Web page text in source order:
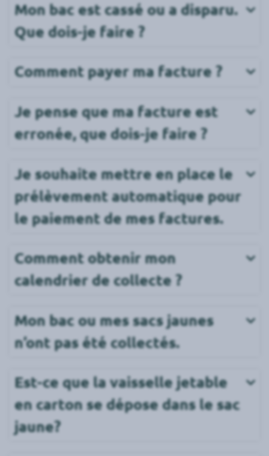
Mon bac est cassé ou a disparu.
Que dois-je faire ?
Comment payer ma facture ?
Je pense que ma facture est
erronée, que dois-je faire ?
Je souhaite mettre en place le
prélèvement automatique pour
le paiement de mes factures.
Comment obtenir mon
calendrier de collecte ?
Mon bac ou mes sacs jaunes
n’ont pas été collectés.
Est-ce que la vaisselle jetable
en carton se dépose dans le sac
jaune?